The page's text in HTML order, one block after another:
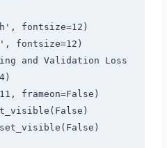
fontsize=12)
fontsize=12)
and Validation Loss
frameon=False)